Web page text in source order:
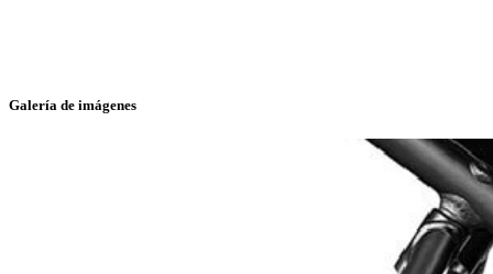
Galería de imágenes